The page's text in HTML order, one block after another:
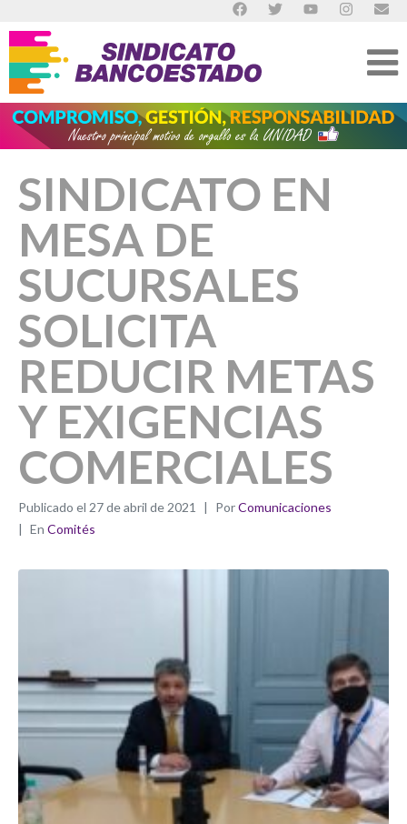
SINDICATO EN
MESA DE
SUCURSALES
SOLICITA
REDUCIR METAS
Y EXIGENCIAS
COMERCIALES
Publicado el 27 de abril de 2021 PorComunicaciones
En Comités